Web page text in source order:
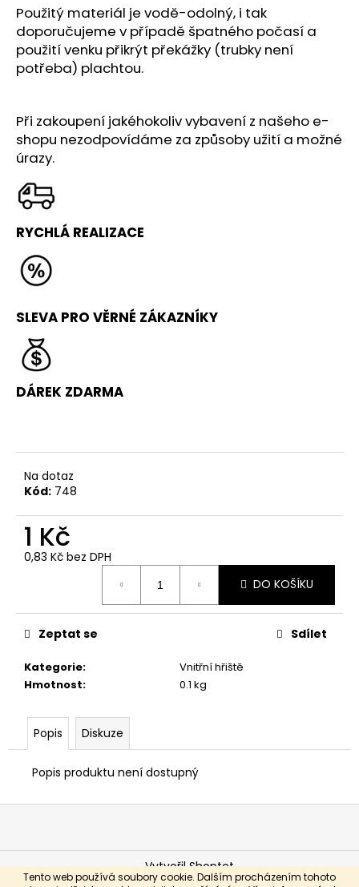
Tento web používá soubory cookie. Dalším procházením tohoto
Použitý materiál je vodě-odolný, i tak
doporučujeme v případě špatného počasí a
použití venku přikrýt překážky (trubky není
potřeba) plachtou.
Při zakoupení jakéhokoliv vybavení z našeho e-
shopu nezodpovídáme za způsoby užití a možné
úrazy.
RYCHLÁ REALIZACE
SLEVA PRO VĚRNÉ ZÁKAZNÍKY
DÁREK ZDARMA
Na dotaz
Kód: 748
1 Kč
0,83 Kč bez DPH
DO KOŠÍKU
Kategorie:
Vnitřní hřiště
Hmotnost: 0.1 kg
Zeptat se Sdílet
Popis Diskuze
Popis produktu není dostupný
Kč
Původně:
3
790
Kč
Z
p
Vytvořil Shoptet